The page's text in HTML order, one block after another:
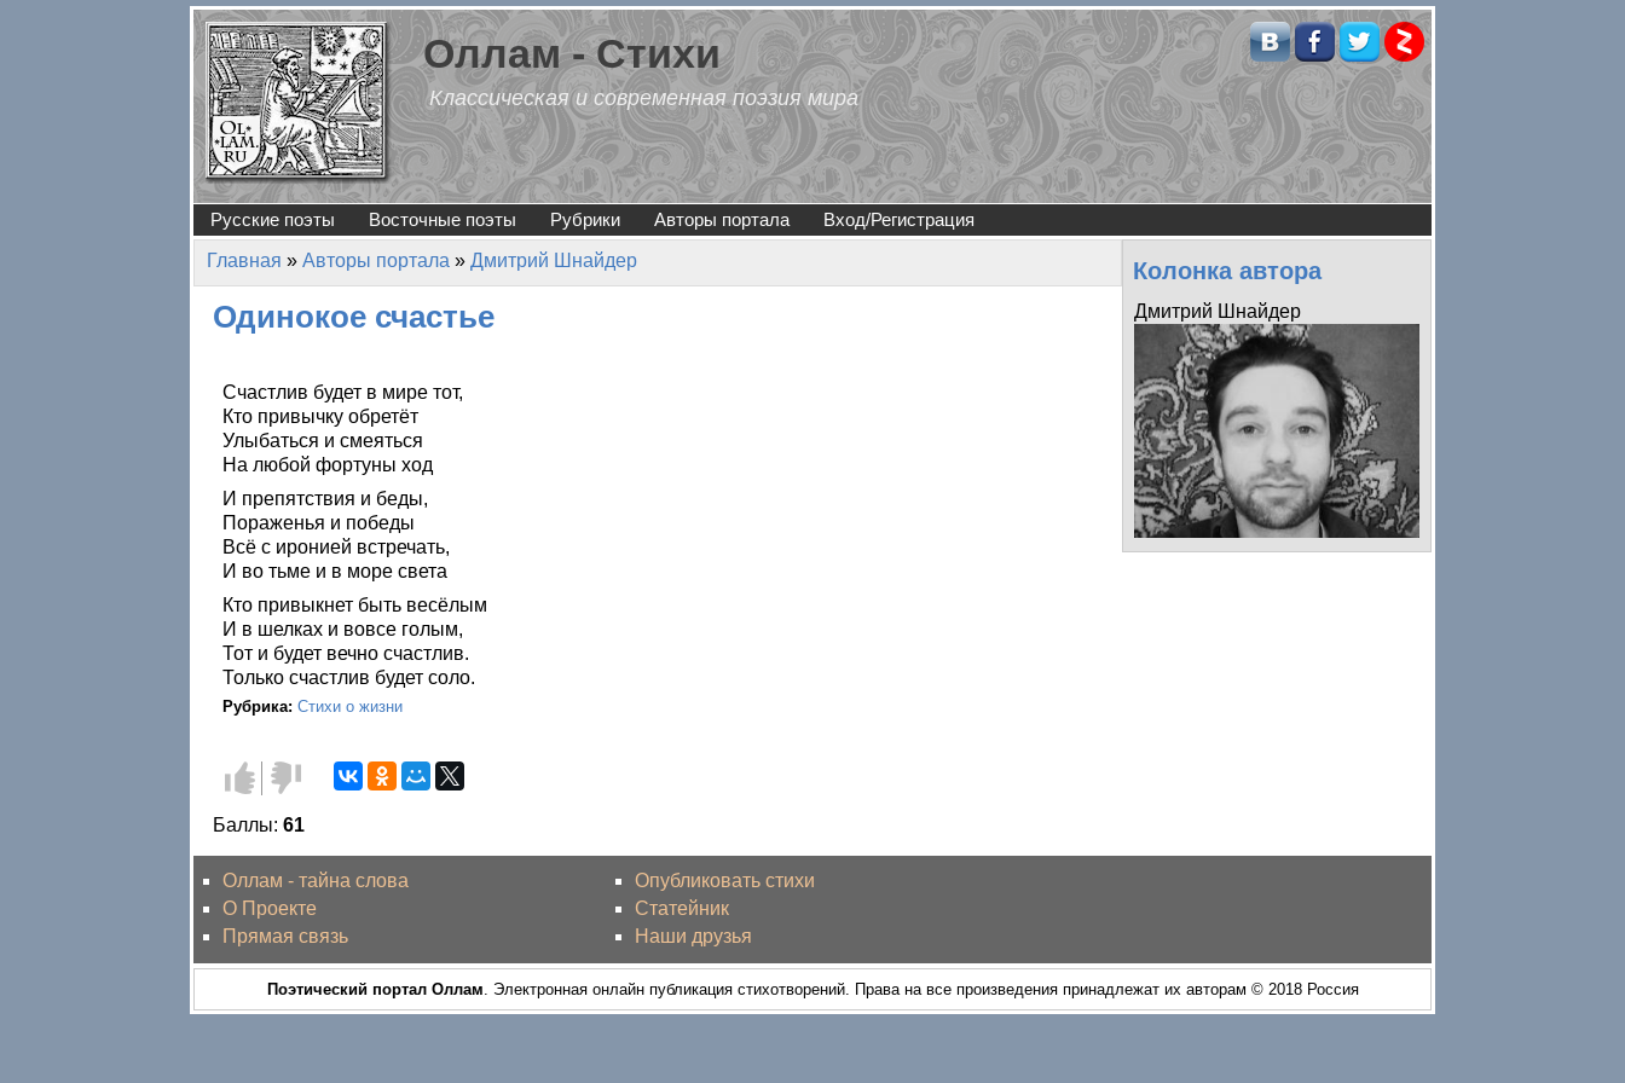
Перейти к основному содержанию
Оллам - Стихи
Классическая и современная поэзия мира
Русские поэты Восточные поэты Рубрики Авторы портала Вход/Регистрация
Вы здесь
Главная » Авторы портала » Дмитрий Шнайдер
Одинокое счастье
Счастлив будет в мире тот,
Кто привычку обретёт
Улыбаться и смеяться
На любой фортуны ход
И препятствия и беды,
Пораженья и победы
Всё с иронией встречать,
И во тьме и в море света
Кто привыкнет быть весёлым
И в шелках и вовсе голым,
Тот и будет вечно счастлив.
Только счастлив будет соло.
Рубрика: Стихи о жизни
Голос
за!
Голос
против!
Баллы: 61
Колонка автора
Дмитрий Шнайдер
Оллам - тайна слова
О Проекте
Прямая связь
Опубликовать стихи
Статейник
Наши друзья
Поэтический портал Оллам . Электронная онлайн публикация стихотворений. Права на все произведения принадлежат их авторам © 2018 Россия